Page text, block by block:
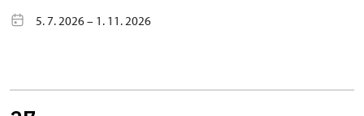
5. 7. 2026 – 1. 11. 2026